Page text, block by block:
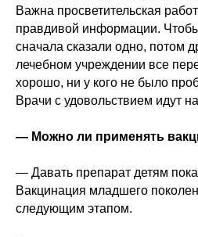
Важна просветительская
правдивой информации.
сначала сказали одно, потом
лечебном учреждении все
хорошо, ни у кого не было
Врачи с удовольствием идут
— Можно ли применять
— Давать препарат детям
Вакцинация младшего
следующим этапом.